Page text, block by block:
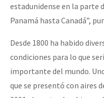
estadunidense en la parte
Panamá hasta Canadá”,
Desde 1800 ha habido
condiciones para lo que
importante del mundo.
que se presentó con aires